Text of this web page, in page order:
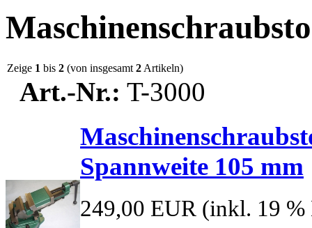
Zeige 1 bis 2 (von insgesamt 2 Artikeln)
Art.-Nr.: T-3000
Spannweite 105 mm
249,00 EUR (inkl. 19